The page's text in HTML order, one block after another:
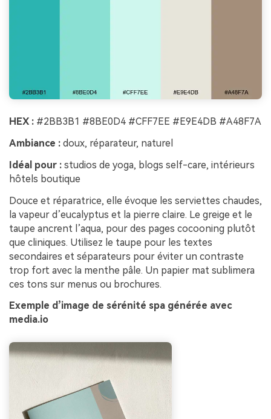
HEX : #2BB3B1 #8BE0D4 #CFF7EE #E9E4DB #A48F7A
Ambiance : doux, réparateur, naturel
Idéal pour : studios de yoga, blogs self-care, intérieurs
hôtels boutique
Douce et réparatrice, elle évoque les serviettes chaudes,
la vapeur d’eucalyptus et la pierre claire. Le greige et le
taupe ancrent l’aqua, pour des pages cocooning plutôt
que cliniques. Utilisez le taupe pour les textes
secondaires et séparateurs pour éviter un contraste
trop fort avec la menthe pâle. Un papier mat sublimera
ces tons sur menus ou brochures.
Exemple d’image de sérénité spa générée avec
media.io